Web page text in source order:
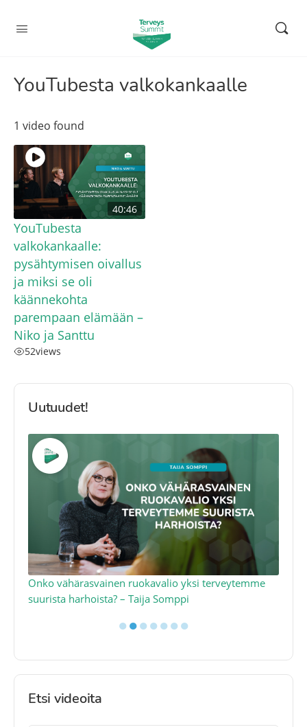
YouTubesta valkokankaalle
1 video found
40:46
YouTubesta
valkokankaalle:
pysähtymisen oivallus
ja miksi se oli
käännekohta
parempaan elämään –
Niko ja Santtu
52views
Uutuudet!
Onko vähärasvainen ruokavalio yksi terveytemme
suurista harhoista? – Taija Somppi
●●●●●●●
Etsi videoita